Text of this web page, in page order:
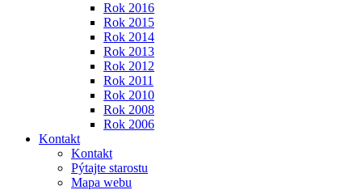
Rok 2016
Rok 2015
Rok 2014
Rok 2013
Rok 2012
Rok 2011
Rok 2010
Rok 2008
Rok 2006
Kontakt
Kontakt
Pýtajte starostu
Mapa webu